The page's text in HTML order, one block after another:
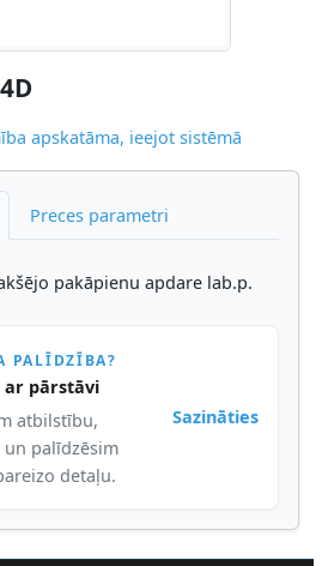
apskatāma, ieejot sistēmā
Preces parametri
pakāpienu apdare lab.p.
PALĪDZĪBA?
ar pārstāvi
atbilstību,
palīdzēsim
detaļu.
Sazināties